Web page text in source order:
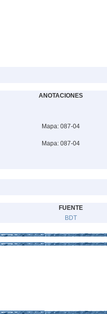
ANOTACIONES
Mapa: 087-04
Mapa: 087-04
FUENTE
BDT